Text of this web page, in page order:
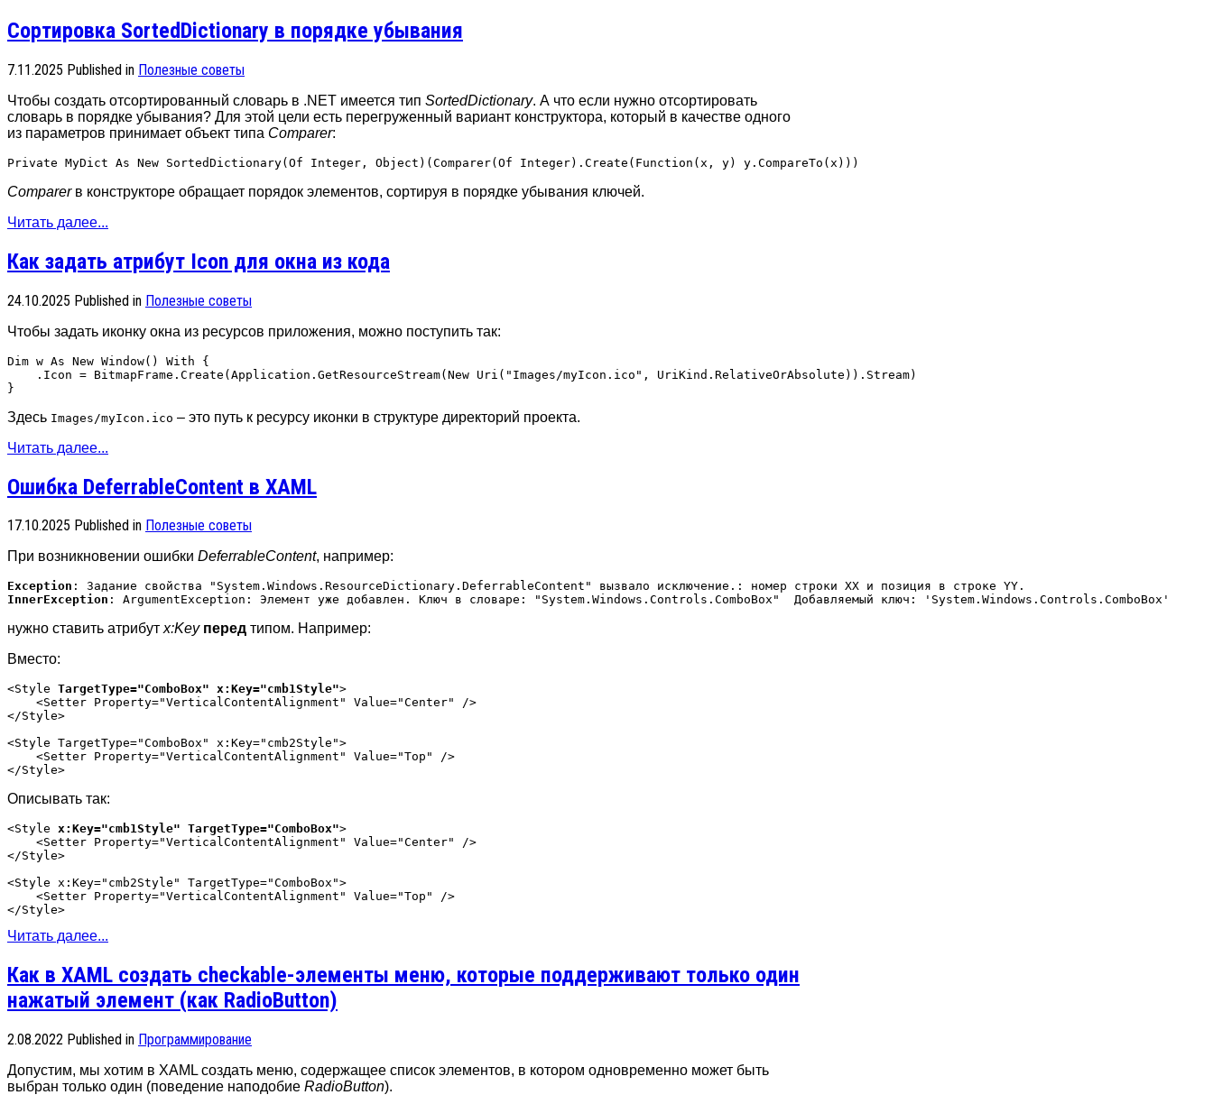
Сортировка SortedDictionary в порядке убывания
7.11.2025 Published in Полезные советы
Чтобы создать отсортированный словарь в .NET имеется тип SortedDictionary. А что если нужно отсортировать
словарь в порядке убывания? Для этой цели есть перегруженный вариант конструктора, который в качестве одного
из параметров принимает объект типа Comparer:
Comparerв конструкторе обращает порядок элементов, сортируя в порядке убывания ключей.
Читать далее...
Как задать атрибут Icon для окна из кода
24.10.2025 Published in Полезные советы
Чтобы задать иконку окна из ресурсов приложения, можно поступить так:
Dim w As New Window() With {
    .Icon = BitmapFrame.Create(Application.GetResourceStream(New Uri("Images/myIcon.ico", UriKind.RelativeOrAbsolute)).Stream)
Здесь Images/myIcon.ico – это путь к ресурсу иконки в структуре директорий проекта.
Читать далее...
Ошибка DeferrableContent в XAML
17.10.2025 Published in Полезные советы
При возникновении ошибки DeferrableContent, например:
Exception
InnerException
нужно ставить атрибутx:Key перед типом. Например:
Вместо:
<Style TargetType="ComboBox" x:Key="cmb1Style">
    <Setter Property="VerticalContentAlignment" Value="Center" />
</Style>
<Style TargetType="ComboBox" x:Key="cmb2Style">
    <Setter Property="VerticalContentAlignment" Value="Top" />
Описывать так:
<Style x:Key="cmb1Style" TargetType="ComboBox">
    <Setter Property="VerticalContentAlignment" Value="Center" />
</Style>
<Style x:Key="cmb2Style" TargetType="ComboBox">
    <Setter Property="VerticalContentAlignment" Value="Top" />
Читать далее...
Как в XAML создать checkable-элементы меню, которые поддерживают только один
нажатый элемент (как RadioButton)
2.08.2022 Published in Программирование
Допустим, мы хотим в XAML создать меню, содержащее список элементов, в котором одновременно может быть
выбран только один (поведение наподобие RadioButton).